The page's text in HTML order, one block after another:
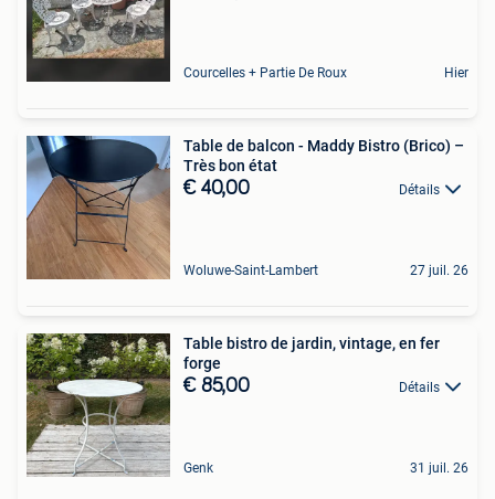
Courcelles + Partie De Roux Hier
Table de balcon - Maddy Bistro (Brico) –
Très bon état
€ 40,00 Détails
Woluwe-Saint-Lambert 27 juil. 26
Table bistro de jardin, vintage, en fer
forge
€ 85,00 Détails
Genk 31 juil. 26